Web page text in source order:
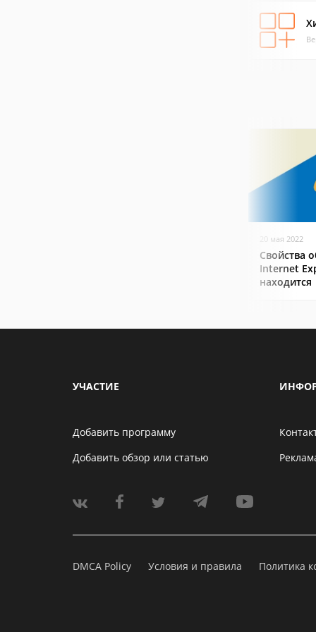
20 мая 2022
Свойства
Internet
находится
УЧАСТИЕ
Добавить программу
Добавить обзор или статью
DMCA Policy Условия и правила Политика